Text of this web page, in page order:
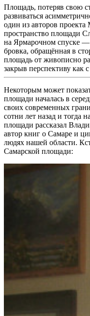
Площадь, потеряв свою
развиваться
один из авторов
пространство площади
на Ярмарочном спуске —
бровка, обращённая в
площадь от живописно
закрыв перспективу как
Некоторым может
площади началась в
своих современных
сотни лет назад и тогда
площади рассказал
автор книг о Самаре и
людях нашей области.
Самарской площади: